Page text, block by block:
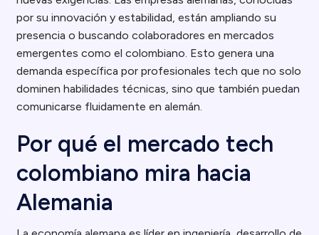
por su innovación y estabilidad, están ampliando su
presencia o buscando colaboradores en mercados
emergentes como el colombiano. Esto genera una
demanda específica por profesionales tech que no solo
dominen habilidades técnicas, sino que también puedan
comunicarse fluidamente en alemán.
Por qué el mercado tech
colombiano mira hacia
Alemania